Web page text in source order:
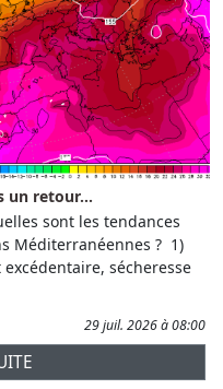
un retour...
sont les tendances
Méditerranéennes ? 1)
sécheresse
29 juil. 2026 à 08:00